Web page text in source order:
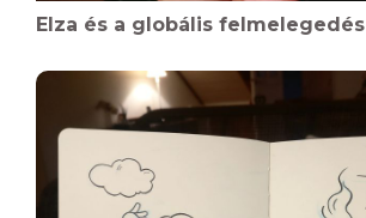
Elza és a globális felmelegedés